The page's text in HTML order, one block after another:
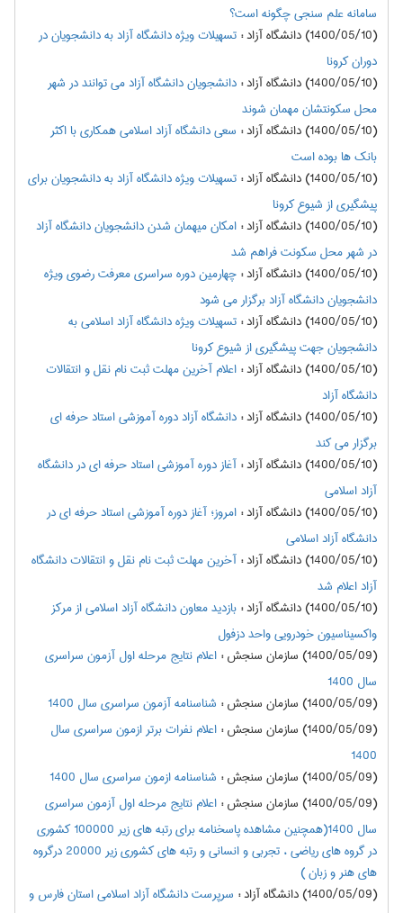
سامانه علم سنجی چگونه است؟
(1400/05/10) دانشگاه آزاد
:تسهیلات ویژه دانشگاه آزاد به دانشجویان در
دوران کرونا
(1400/05/10) دانشگاه آزاد
:دانشجویان دانشگاه آزاد می توانند در شهر
محل سکونتشان مهمان شوند
(1400/05/10) دانشگاه آزاد
: سعی دانشگاه آزاد اسلامی همکاری با اکثر
بانک ها بوده است
(1400/05/10) دانشگاه آزاد
:تسهیلات ویژه دانشگاه آزاد به دانشجویان برای
پیشگیری از شیوع کرونا
(1400/05/10) دانشگاه آزاد
:امکان میهمان شدن دانشجویان دانشگاه آزاد
در شهر محل سکونت فراهم شد
(1400/05/10) دانشگاه آزاد
:چهارمین دوره سراسری معرفت رضوی ویژه
دانشجویان دانشگاه آزاد برگزار می شود
(1400/05/10) دانشگاه آزاد
:تسهیلات ویژه دانشگاه آزاد اسلامی به
دانشجویان جهت پیشگیری از شیوع کرونا
(1400/05/10) دانشگاه آزاد
:اعلام آخرین مهلت ثبت نام نقل و انتقالات
دانشگاه آزاد
(1400/05/10) دانشگاه آزاد
:دانشگاه آزاد دوره آموزشی استاد حرفه ای
برگزار می کند
(1400/05/10) دانشگاه آزاد
:آغاز دوره آموزشی استاد حرفه ای در دانشگاه
آزاد اسلامی
(1400/05/10) دانشگاه آزاد
:امروز؛ آغاز دوره آموزشی استاد حرفه ای در
دانشگاه آزاد اسلامی
(1400/05/10) دانشگاه آزاد
:آخرین مهلت ثبت نام نقل و انتقالات دانشگاه
آزاد اعلام شد
(1400/05/10) دانشگاه آزاد
:بازدید معاون دانشگاه آزاد اسلامی از مرکز
واکسیناسیون خودرویی واحد دزفول
(1400/05/09) سازمان سنجش
:اعلام نتايج مرحله اول آزمون سراسري
سال 1400
(1400/05/09) سازمان سنجش
: شناسنامه آزمون سراسری سال 1400
(1400/05/09) سازمان سنجش
:اعلام نفرات برتر ازمون سراسري سال
1400
(1400/05/09) سازمان سنجش
: شناسنامه ازمون سراسري سال 1400
(1400/05/09) سازمان سنجش
:اعلام نتايج مرحله اول آزمون سراسري
سال 1400(همچنین مشاهده پاسخنامه برای رتبه های زیر 100000 کشوری
در گروه های ریاضی ، تجربی و انسانی و رتبه های کشوری زیر 20000 درگروه
های هنر و زبان )
(1400/05/09) دانشگاه آزاد
: سرپرست دانشگاه آزاد اسلامی استان فارس و